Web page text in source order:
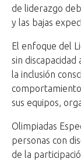
de liderazgo
y las bajas
El enfoque del
sin
la inclusión
sus equipos,
Olimpiadas
personas con
de la